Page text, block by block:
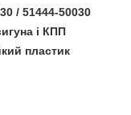
/ 51444-50030
і КПП
пластик